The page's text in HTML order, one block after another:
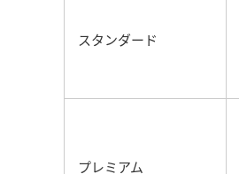
スタンダード
プレミアム